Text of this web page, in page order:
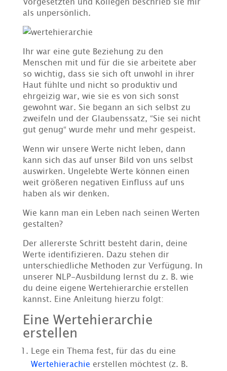
als unpersönlich.
Ihr war eine gute Beziehung zu den
Menschen mit und für die sie arbeitete aber
so wichtig, dass sie sich oft unwohl in ihrer
Haut fühlte und nicht so produktiv und
ehrgeizig war, wie sie es von sich sonst
gewohnt war. Sie begann an sich selbst zu
zweifeln und der Glaubenssatz, “Sie sei nicht
gut genug“ wurde mehr und mehr gespeist.
Wenn wir unsere Werte nicht leben, dann
kann sich das auf unser Bild von uns selbst
auswirken. Ungelebte Werte können einen
weit größeren negativen Einfluss auf uns
haben als wir denken.
Wie kann man ein Leben nach seinen Werten
gestalten?
Der allererste Schritt besteht darin, deine
Werte identifizieren. Dazu stehen dir
unterschiedliche Methoden zur Verfügung. In
unserer NLP-Ausbildung lernst du z. B. wie
du deine eigene Wertehierarchie erstellen
kannst. Eine Anleitung hierzu folgt:
Eine Wertehierarchie
erstellen
Lege ein Thema fest, für das du eine
Wertehierachie erstellen möchtest (z. B.